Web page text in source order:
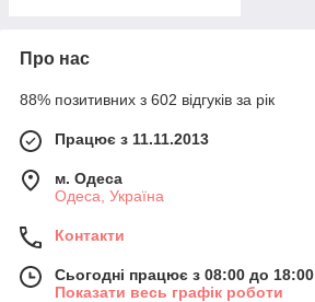
Про нас
88% позитивних з 602 відгуків за рік
Працює з 11.11.2013
м. Одеса
Одеса, Україна
Контакти
Сьогодні працює з 08:00 до 18:00
Показати весь графік роботи